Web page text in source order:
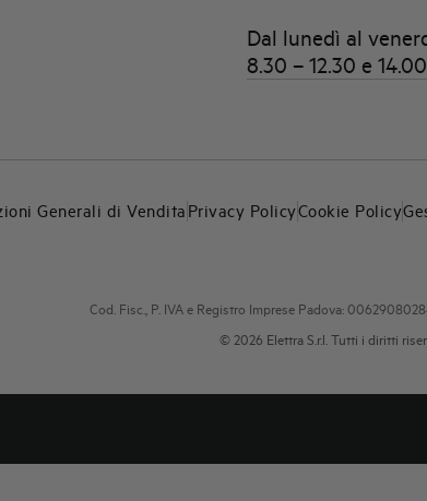
Dal lunedì al
8.30 – 12.30 e
Generali di Vendita Privacy PolicyCookie Policy
Cod. Fisc., P. IVA e Registro Imprese Padova:
© 2026 Elettra S.r.l. Tutti i diritti